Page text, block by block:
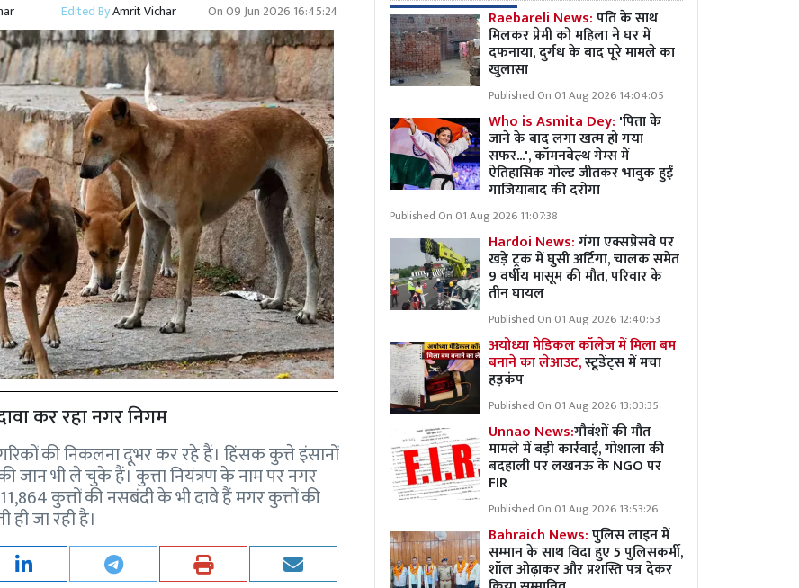
Edited ByAmrit Vichar On09 Jun 2026 16:45:24
कर रहा नगर निगम
की निकलना दूभर कर रहे हैं। हिंसक कुत्ते इंसानों
जान भी ले चुके हैं। कुत्ता नियंत्रण के नाम पर नगर
कुत्तों की नसबंदी के भी दावे हैं मगर कुत्तों की
जा रही है।
Raebareli News:पति के साथ
मिलकर प्रेमी को महिला ने घर में
दफनाया, दुर्गध के बाद पूरे मामले का
खुलासा
Published On 01 Aug 2026 14:04:05
Who is Asmita Dey: 'पिता के
जाने के बाद लगा खत्म हो गया
सफर...', कॉमनवेल्थ गेम्स में
ऐतिहासिक गोल्ड जीतकर भावुक हुईं
गाजियाबाद की दरोगा
Published On 01 Aug 2026 11:07:38
Hardoi News:गंगा एक्सप्रेसवे पर
खड़े ट्रक में घुसी अर्टिगा, चालक समेत
9 वर्षीय मासूम की मौत, परिवार के
तीन घायल
Published On 01 Aug 2026 12:40:53
अयोध्या मेडिकल कॉलेज में मिला बम
बनाने का लेआउट,स्टूडेंट्स में मचा
हड़कंप
Published On 01 Aug 2026 13:03:35
Unnao News:गौवंशों की मौत
मामले में बड़ी कार्रवाई, गोशाला की
बदहाली पर लखनऊ के NGO पर
FIR
Published On 01 Aug 2026 13:53:26
Bahraich News:पुलिस लाइन में
सम्मान के साथ विदा हुए 5 पुलिसकर्मी,
शॉल ओढ़ाकर और प्रशस्ति पत्र देकर